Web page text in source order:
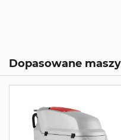
Dopasowane